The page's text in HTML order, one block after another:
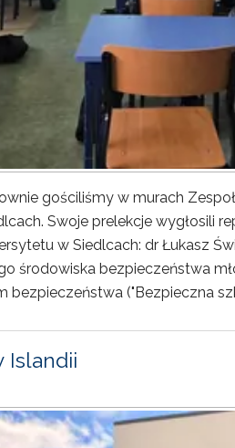
gościliśmy w murach
Swoje prelekcje wygłosili
w Siedlcach: dr Łukasz
środowiska bezpieczeństwa
bezpieczeństwa ("Bezpieczna
Islandii